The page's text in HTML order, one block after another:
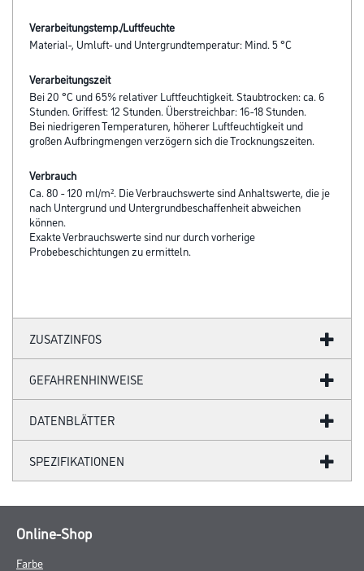
Verarbeitungstemp./Luftfeuchte
Material-, Umluft- und Untergrundtemperatur: Mind. 5 °C
Verarbeitungszeit
Bei 20 °C und 65% relativer Luftfeuchtigkeit. Staubtrocken: ca. 6
Stunden. Griffest: 12 Stunden. Überstreichbar: 16-18 Stunden.
Bei niedrigeren Temperaturen, höherer Luftfeuchtigkeit und
großen Aufbringmengen verzögern sich die Trocknungszeiten.
Verbrauch
Ca. 80 - 120 ml/m². Die Verbrauchswerte sind Anhaltswerte, die je
nach Untergrund und Untergrundbeschaffenheit abweichen
können.
Exakte Verbrauchswerte sind nur durch vorherige
Probebeschichtungen zu ermitteln.
ZUSATZINFOS
GEFAHRENHINWEISE
DATENBLÄTTER
SPEZIFIKATIONEN
Online-Shop
Farbe